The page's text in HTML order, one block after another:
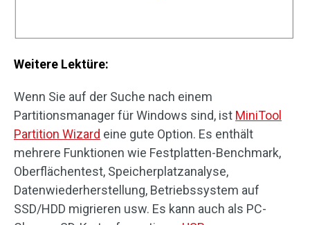
Weitere Lektüre:
Wenn Sie auf der Suche nach einem
Partitionsmanager für Windows sind, ist MiniTool
Partition Wizard eine gute Option. Es enthält
mehrere Funktionen wie Festplatten-Benchmark,
Oberflächentest, Speicherplatzanalyse,
Datenwiederherstellung, Betriebssystem auf
SSD/HDD migrieren usw. Es kann auch als PC-